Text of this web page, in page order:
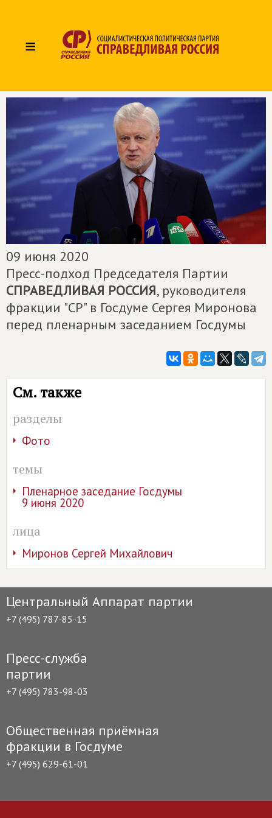
≡
09 июня 2020
Пресс-подход Председателя Партии
СПРАВЕДЛИВАЯ РОССИЯ, руководителя
фракции "СР" в Госдуме Сергея Миронова
перед пленарным заседанием Госдумы
См. также
разделы
Фото
темы
Пленарное заседание Госдумы
9 июня 2020
лица
Миронов Сергей Михайлович
Центральный Аппарат партии
+7 (495) 787-85-15
Пресс-служба
партии
+7 (495) 783-98-03
Общественная приёмная
фракции в Госдуме
+7 (495) 629-61-01